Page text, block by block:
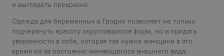
и выглядеть прекрасно.
Одежда для беременных в Гродно позволяет не только
подчеркнуть красоту округлившихся форм, но и придать
уверенности в себе, которая так нужна женщине в это
время из-за постоянно меняющегося внешнего вида.